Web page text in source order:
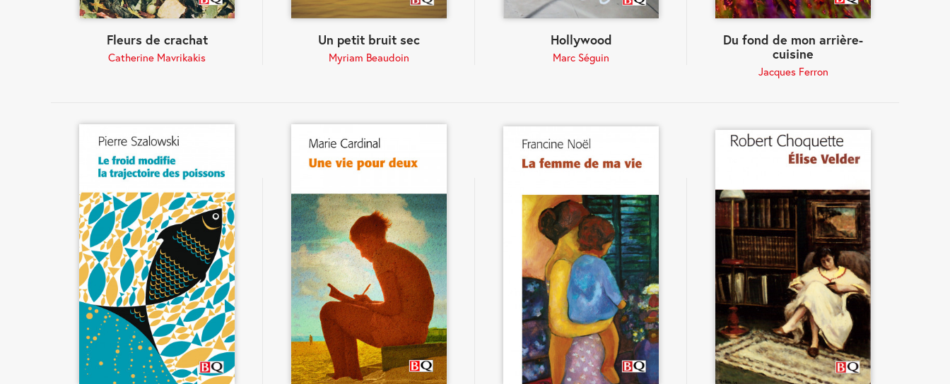
Fleurs de crachat
Catherine Mavrikakis
Un petit bruit sec
Myriam Beaudoin
Hollywood
Marc Séguin
Du fond de mon arrière-
cuisine
Jacques Ferron